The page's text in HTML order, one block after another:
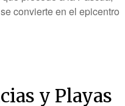
convierte en el epicentro
y Playas